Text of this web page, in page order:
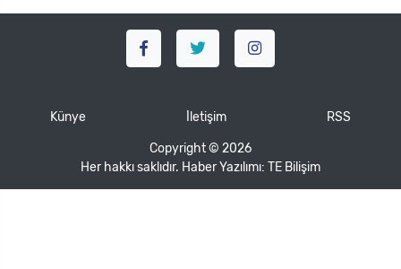
Künye İletişim RSS
Copyright © 2026
Her hakkı saklıdır. Haber Yazılımı: TE Bilişim